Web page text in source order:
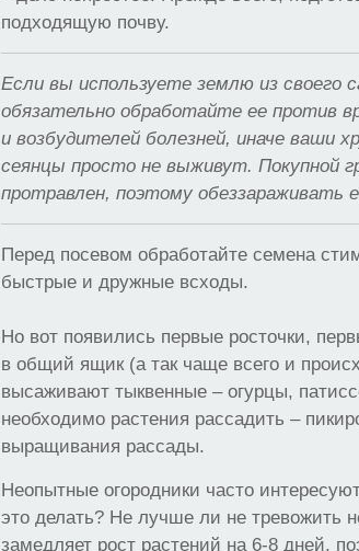
подходящую почву.
Если вы используете землю из своего
обязательно обработайте ее против
и возбудителей болезней, иначе ваши
сеянцы просто не выживут. Покупной
протравлен, поэтому обеззараживать
Перед посевом обработайте семена
быстрые и дружные всходы.
Но вот появились первые росточки,
в общий ящик (а так чаще всего и
высаживают тыквенные – огурцы,
необходимо растения рассадить –
выращивания рассады.
Неопытные огородники часто
это делать? Не лучше ли не тревожить
замедляет рост растений на 6-8 дней,